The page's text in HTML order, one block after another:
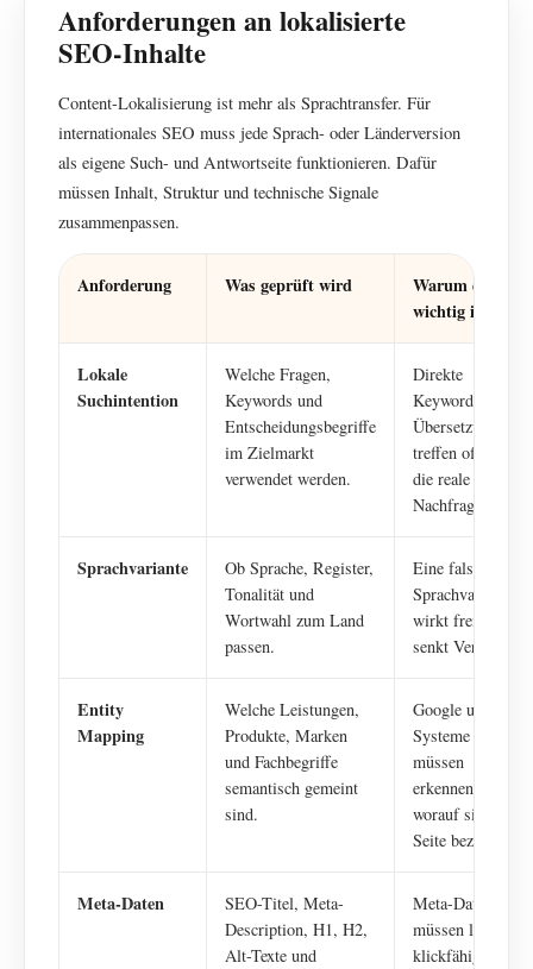
Anforderungen an lokalisierte
SEO-Inhalte
Content-Lokalisierung ist mehr als Sprachtransfer. Für
internationales SEO muss jede Sprach- oder Länderversion
als eigene Such- und Antwortseite funktionieren. Dafür
müssen Inhalt, Struktur und technische Signale
zusammenpassen.
Anforderung Was geprüft wird
Warum es
wichtig ist
Lokale
Suchintention
Welche Fragen,
Keywords und
Entscheidungsbegriffe
im Zielmarkt
verwendet werden.
Direkte
Keyword-
Übersetzungen
treffen oft nicht
die reale
Nachfrage.
Sprachvariante
Ob Sprache, Register,
Tonalität und
Wortwahl zum Land
passen.
Eine falsche
Sprachvariante
wirkt fremd und
senkt Vertrauen.
Entity
Mapping
Welche Leistungen,
Produkte, Marken
und Fachbegriffe
semantisch gemeint
sind.
Google und KI-
Systeme
müssen
erkennen,
worauf sich die
Seite bezieht.
Meta-Daten
SEO-Titel, Meta-
Description, H1, H2,
Alt-Texte und
Meta-Daten
müssen lokal
klickfähig sein,